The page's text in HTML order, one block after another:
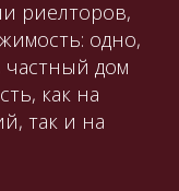
риелторов,
одно,
частный дом
как на
так и на